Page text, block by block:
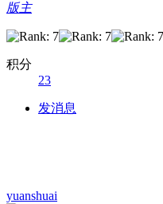
版主
积分
23
发消息
yuanshuai